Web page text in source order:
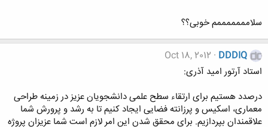
سلامممممممم خوبی؟؟
DDDIQ
Oct 18, 2012
استاد آرتور امید آذری:
درصدد هستیم برای ارتقاء سطح علمی دانشجویان عزیز در زمینه طراحی
معماری، اسکیس و پرزانته فضایی ایجاد کنیم تا به رشد و پرورش شما
علاقمندان بپردازیم. برای محقق شدن این امر لازم است شما عزیزان پروژه